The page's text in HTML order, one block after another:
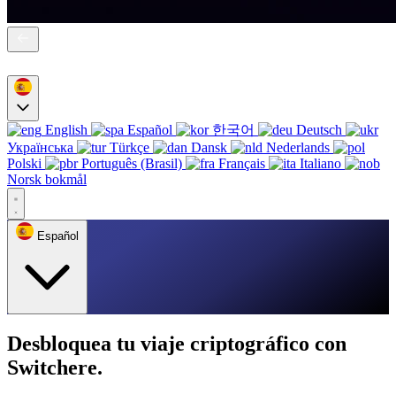
English Español 한국어
Deutsch
Українська
Türkçe Dansk
Nederlands
Polski
Português (Brasil) Français
Italiano
Norsk bokmål
Español
Desbloquea tu viaje criptográfico con
Switchere.